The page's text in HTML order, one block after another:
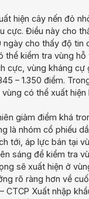
hiện cây nến đỏ
cực. Điều này cho
cho thấy độ tin
kiểm tra vùng
cực, vùng kháng
– 1.350 điểm.
có thể xuất
giảm điểm khá
là nhóm cổ phiếu
tới, áp lực bán tại
sáng để kiểm tra
sẽ xuất hiện ở
rõ ràng hơn về
CTCP Xuất nhập